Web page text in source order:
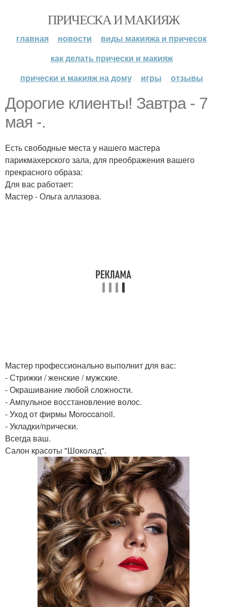
ПРИЧЕСКА И МАКИЯЖ
главная новости
виды макияжа и причесок
как делать прически и макияж
прически и макияж на дому
игры отзывы
Дорогие клиенты! Завтра - 7
мая -.
Есть свободные места у нашего мастера
парикмахерского зала, для преображения вашего
прекрасного образа:
Для вас работает:
Мастер - Ольга аллазова.
Мастер профессионально выполнит для вас:
- Стрижки / женские / мужские.
- Окрашивание любой сложности.
- Ампульное восстановление волос.
- Уход от фирмы Moroccanoil.
- Укладки/прически.
Всегда ваш.
Салон красоты "Шоколад".